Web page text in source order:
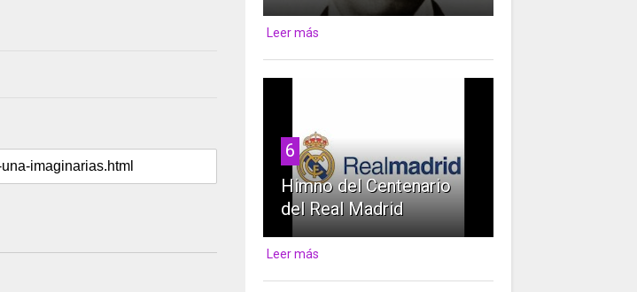
Leer más
6
Himno del Centenario
del Real Madrid
Leer más